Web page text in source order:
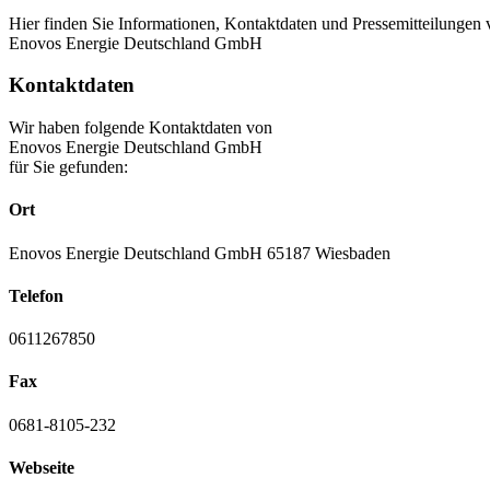
Hier finden Sie Informationen, Kontaktdaten und Pressemitteilungen
Enovos Energie Deutschland GmbH
Kontaktdaten
Wir haben folgende Kontaktdaten von
Enovos Energie Deutschland GmbH
für Sie gefunden:
Ort
Enovos Energie Deutschland GmbH 65187 Wiesbaden
Telefon
0611267850
Fax
0681-8105-232
Webseite